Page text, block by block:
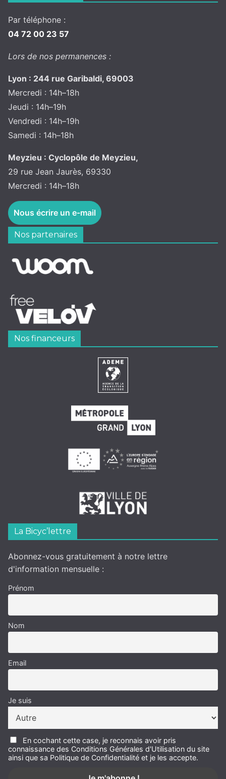
Par téléphone :
04 72 00 23 57
Lors de nos permanences :
Lyon : 244 rue Garibaldi, 69003
Mercredi : 14h–18h
Jeudi : 14h–19h
Vendredi : 14h–19h
Samedi : 14h–18h
Meyzieu : Cyclopôle de Meyzieu,
29 rue Jean Jaurès, 69330
Mercredi : 14h–18h
Nous écrire un e-mail
Nos partenaires
Nos financeurs
La Bicyc’lettre
Abonnez-vous gratuitement à notre lettre
d'information mensuelle :
Prénom
Nom
Email
Je suis
En cochant cette case, je reconnais avoir pris
connaissance des Conditions Générales d'Utilisation du site
ainsi que sa Politique de Confidentialité et je les accepte.